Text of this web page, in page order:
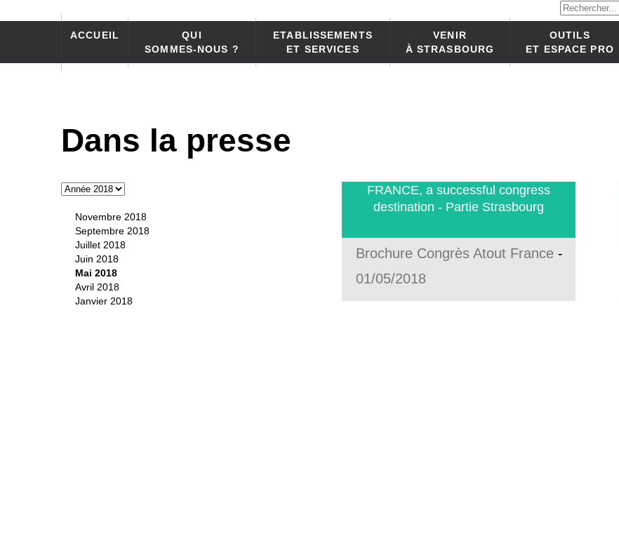
ACCUEIL
QUI
SOMMES-NOUS ?
ETABLISSEMENTS
ET SERVICES
VENIR
À STRASBOURG
OUTILS
ET ESPACE PRO
Dans la presse
Novembre 2018
Septembre 2018
Juillet 2018
Juin 2018
Mai 2018
Avril 2018
Janvier 2018
FRANCE, a successful congress
destination - Partie Strasbourg
Brochure Congrès Atout France -
01/05/2018